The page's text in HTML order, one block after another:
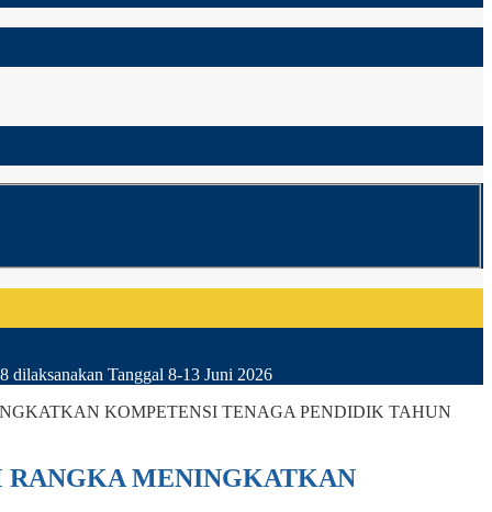
dilaksanakan Tanggal 8-13 Juni 2026
KOMPETENSI TENAGA PENDIDIK TAHUN
RANGKA MENINGKATKAN